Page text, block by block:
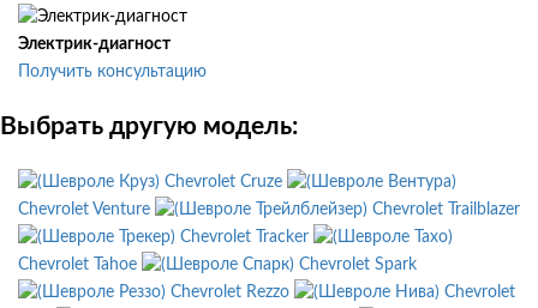
Электрик-диагност
Получить консультацию
Выбрать другую модель:
Chevrolet Cruze
Chevrolet Venture
Chevrolet Trailblazer
Chevrolet Tracker
Chevrolet Tahoe
Chevrolet Spark
Chevrolet Rezzo
Chevrolet